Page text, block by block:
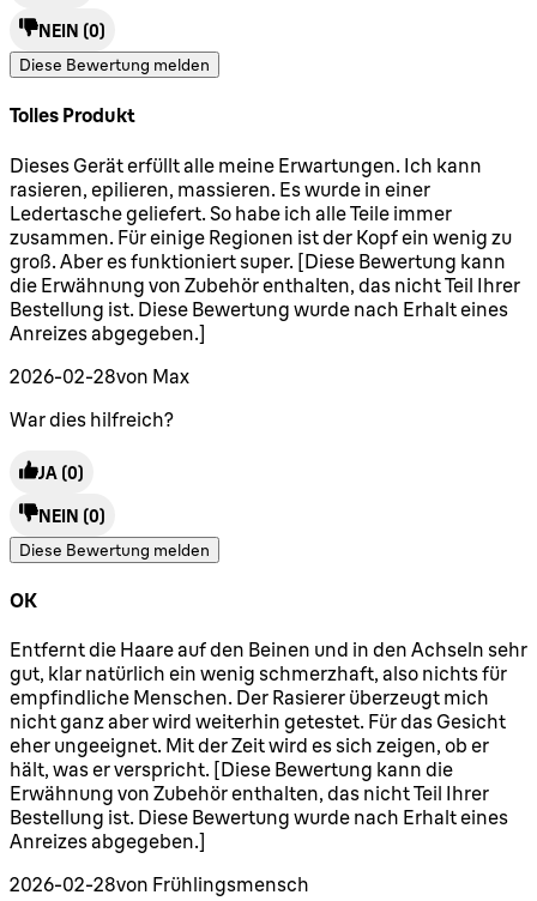
NEIN (0)
Diese Bewertung melden
Tolles Produkt
5 Sterne von maximal 5
Dieses Gerät erfüllt alle meine Erwartungen. Ich kann
rasieren, epilieren, massieren. Es wurde in einer
Ledertasche geliefert. So habe ich alle Teile immer
zusammen. Für einige Regionen ist der Kopf ein wenig zu
groß. Aber es funktioniert super. [Diese Bewertung kann
die Erwähnung von Zubehör enthalten, das nicht Teil Ihrer
Bestellung ist. Diese Bewertung wurde nach Erhalt eines
Anreizes abgegeben.]
2026-02-28von Max
War dies hilfreich?
JA (0)
NEIN (0)
Diese Bewertung melden
OK
3 Sterne von maximal 5
Entfernt die Haare auf den Beinen und in den Achseln sehr
gut, klar natürlich ein wenig schmerzhaft, also nichts für
empfindliche Menschen. Der Rasierer überzeugt mich
nicht ganz aber wird weiterhin getestet. Für das Gesicht
eher ungeeignet. Mit der Zeit wird es sich zeigen, ob er
hält, was er verspricht. [Diese Bewertung kann die
Erwähnung von Zubehör enthalten, das nicht Teil Ihrer
Bestellung ist. Diese Bewertung wurde nach Erhalt eines
Anreizes abgegeben.]
2026-02-28von Frühlingsmensch